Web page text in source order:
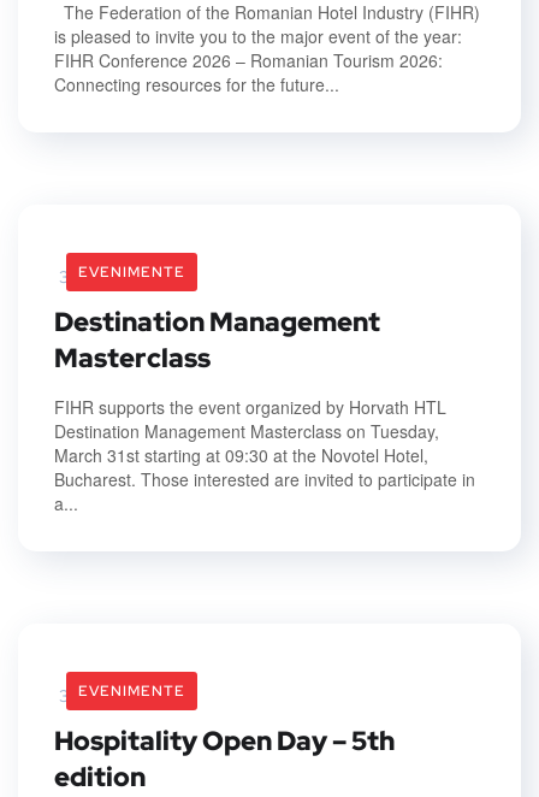
The Federation of the Romanian Hotel Industry (FIHR)
is pleased to invite you to the major event of the year:
FIHR Conference 2026 – Romanian Tourism 2026:
Connecting resources for the future...
EVENIMENTE
31 March 2026
Destination Management
Masterclass
FIHR supports the event organized by Horvath HTL
Destination Management Masterclass on Tuesday,
March 31st starting at 09:30 at the Novotel Hotel,
Bucharest. Those interested are invited to participate in
a...
EVENIMENTE
30 March 2026
Hospitality Open Day – 5th
edition